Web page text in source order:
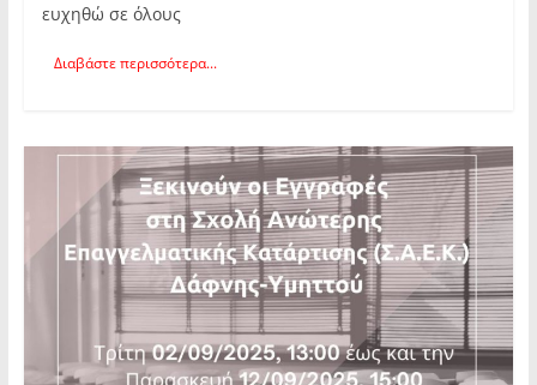
ευχηθώ σε όλους
Διαβάστε περισσότερα...